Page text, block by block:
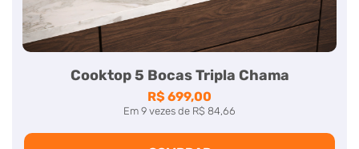
Cooktop 5 Bocas Tripla Chama
R$ 699,00
Em 9 vezes de R$ 84,66